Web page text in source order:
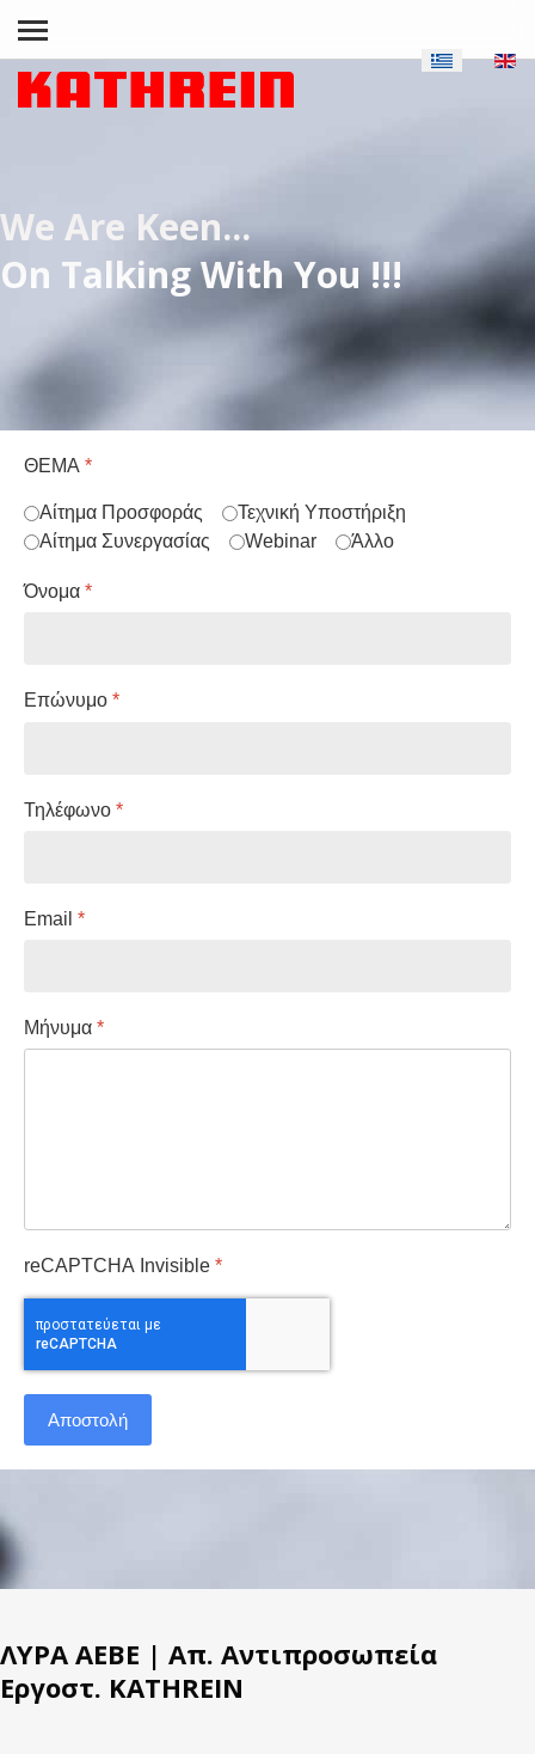
We Are Keen...
On Talking With You !!!
ΘΕΜΑ *
Αίτημα Προσφοράς
Τεχνική Υποστήριξη
Αίτημα Συνεργασίας
Webinar Άλλο
Όνομα *
Επώνυμο *
Τηλέφωνο *
Email *
Μήνυμα *
reCAPTCHA Invisible *
Αποστολή
ΛΥΡΑ ΑΕΒΕ | Απ. Αντιπροσωπεία
Εργοστ. KATHREIN